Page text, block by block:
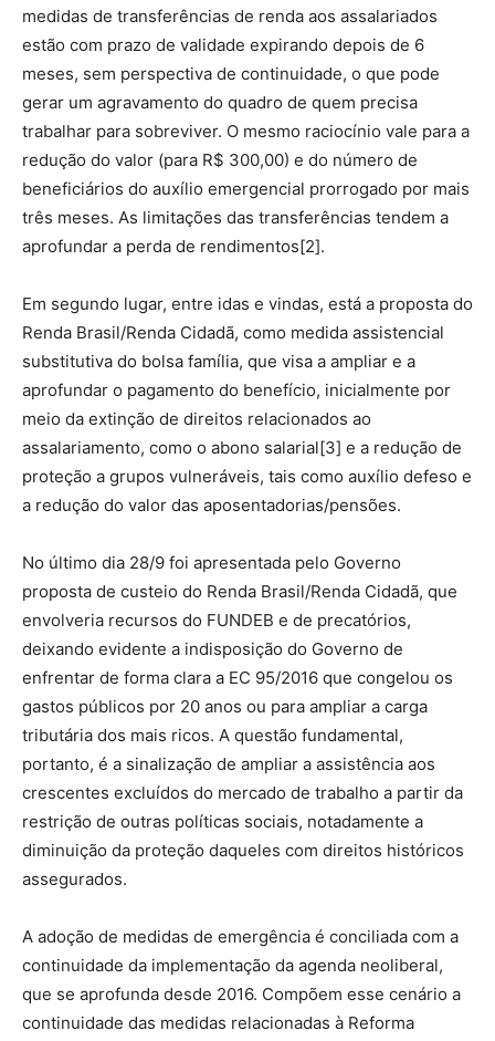
medidas de transferências de renda aos assalariados
estão com prazo de validade expirando depois de 6
meses, sem perspectiva de continuidade, o que pode
gerar um agravamento do quadro de quem precisa
trabalhar para sobreviver. O mesmo raciocínio vale para a
redução do valor (para R$ 300,00) e do número de
beneficiários do auxílio emergencial prorrogado por mais
três meses. As limitações das transferências tendem a
aprofundar a perda de rendimentos[2].
Em segundo lugar, entre idas e vindas, está a proposta do
Renda Brasil/Renda Cidadã, como medida assistencial
substitutiva do bolsa família, que visa a ampliar e a
aprofundar o pagamento do benefício, inicialmente por
meio da extinção de direitos relacionados ao
assalariamento, como o abono salarial[3] e a redução de
proteção a grupos vulneráveis, tais como auxílio defeso e
a redução do valor das aposentadorias/pensões.
No último dia 28/9 foi apresentada pelo Governo
proposta de custeio do Renda Brasil/Renda Cidadã, que
envolveria recursos do FUNDEB e de precatórios,
deixando evidente a indisposição do Governo de
enfrentar de forma clara a EC 95/2016 que congelou os
gastos públicos por 20 anos ou para ampliar a carga
tributária dos mais ricos. A questão fundamental,
portanto, é a sinalização de ampliar a assistência aos
crescentes excluídos do mercado de trabalho a partir da
restrição de outras políticas sociais, notadamente a
diminuição da proteção daqueles com direitos históricos
assegurados.
A adoção de medidas de emergência é conciliada com a
continuidade da implementação da agenda neoliberal,
que se aprofunda desde 2016. Compõem esse cenário a
continuidade das medidas relacionadas à Reforma